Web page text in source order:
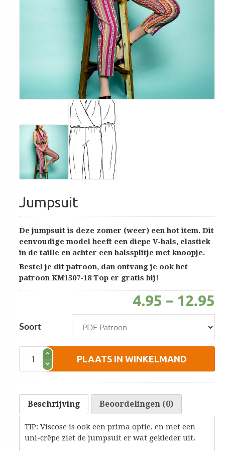
Jumpsuit
De jumpsuit is deze zomer (weer) een hot item. Dit
eenvoudige model heeft een diepe V-hals, elastiek
in de taille en achter een halssplitje met knoopje.
Bestel je dit patroon, dan ontvang je ook het
patroon KM1507-18 Top er gratis bij!
4.95 – 12.95
Soort
Jumpsuit
aantal
PLAATS IN WINKELMAND
Beschrijving Beoordelingen (0)
TIP: Viscose is ook een prima optie, en met een
uni-crêpe ziet de jumpsuit er wat gekleder uit.